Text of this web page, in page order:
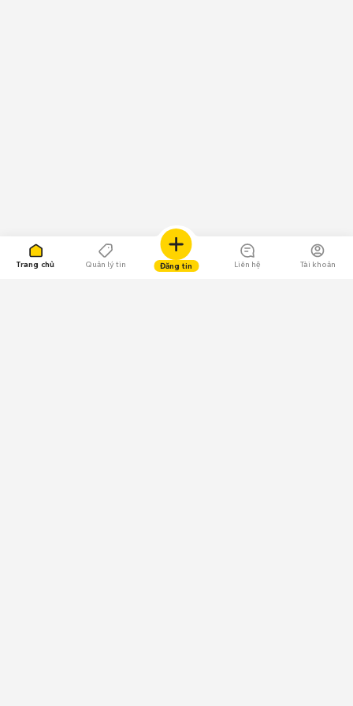
Trang chủ Quản lý tin Đăng tin Liên hệ Tài khoản